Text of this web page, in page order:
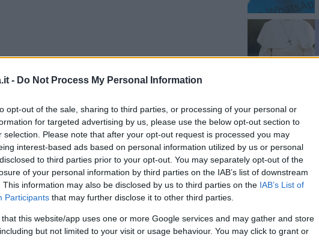
- Do Not Process My Personal Information
opt-out of the sale, sharing to third parties, or processing of your personal or
for targeted advertising by us, please use the below opt-out section to
selection. Please note that after your opt-out request is processed you may
interest-based ads based on personal information utilized by us or personal
to third parties prior to your opt-out. You may separately opt-out of the
of your personal information by third parties on the IAB’s list of downstream
This information may also be disclosed by us to third parties on the IAB’s List of
Participants that may further disclose it to other third parties.
this website/app uses one or more Google services and may gather and store
but not limited to your visit or usage behaviour. You may click to grant or
CarolinaMarconi (@marconicarolina)
senza capelli e l’altra era se un giorno mi